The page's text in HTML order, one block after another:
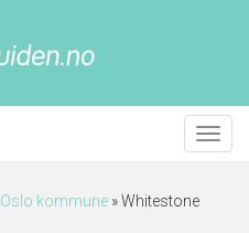
Meny
Oslo kommune »Whitestone